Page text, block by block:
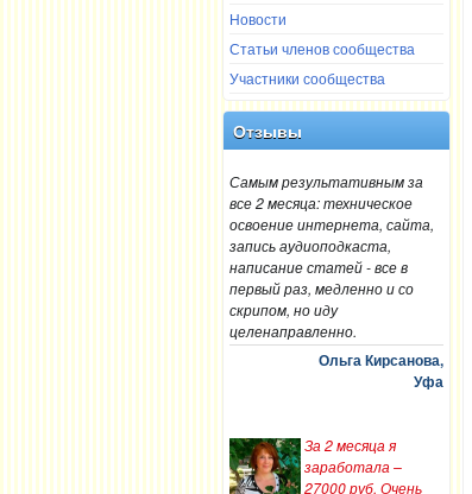
Новости
Статьи членов сообщества
Участники сообщества
Отзывы
Самым результативным за
все 2 месяца: техническое
освоение интернета, сайта,
запись аудиоподкаста,
написание статей - все в
первый раз, медленно и со
скрипом, но иду
целенаправленно.
Ольга Кирсанова,
Уфа
За 2 месяца я
заработала –
27000 руб. Очень